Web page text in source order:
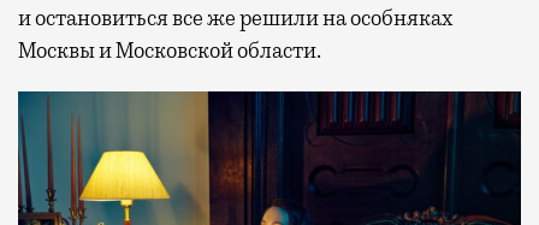
и остановиться все же решили на особняках
Москвы и Московской области.